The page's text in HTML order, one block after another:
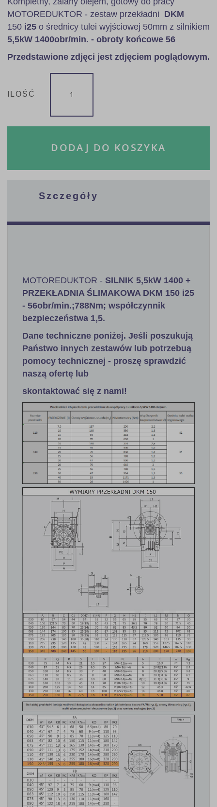
MOTOREDUKTOR - zestaw przekładni DKM
150 i25 o średnicy tulei wyjściowej 50mm z silnikiem
5,5kW 1400obr/min. - obroty końcowe 56
Przedstawione zdjęci jest zdjęciem poglądowym.
ILOŚĆ
DODAJ DO KOSZYKA
Szczegóły
MOTOREDUKTOR - SILNIK 5,5kW 1400 +
PRZEKŁADNIA ŚLIMAKOWA DKM 150 i25
- 56obr/min.;788Nm; współczynnik
bezpieczeństwa 1,5.
Dane techniczne poniżej. Jeśli poszukują
Państwo innych zestawów lub potrzebuą
pomocy technicznej - proszę sprawdzić
naszą ofertę lub
skontaktować się z nami!